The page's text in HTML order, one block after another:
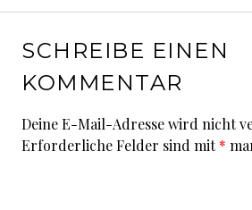
SCHREIBE EINEN
KOMMENTAR
Deine E-Mail-Adresse wird nicht
Erforderliche Felder sind mit*